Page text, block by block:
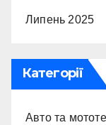
Липень 2025
Категорії
Авто та